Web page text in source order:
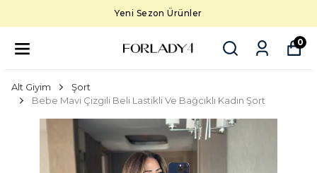
Yeni Sezon Ürünler
0
Alt Giyim
Şort
Bebe Mavi Çizgili Beli Lastikli Ve Bağcıklı Kadın Şort